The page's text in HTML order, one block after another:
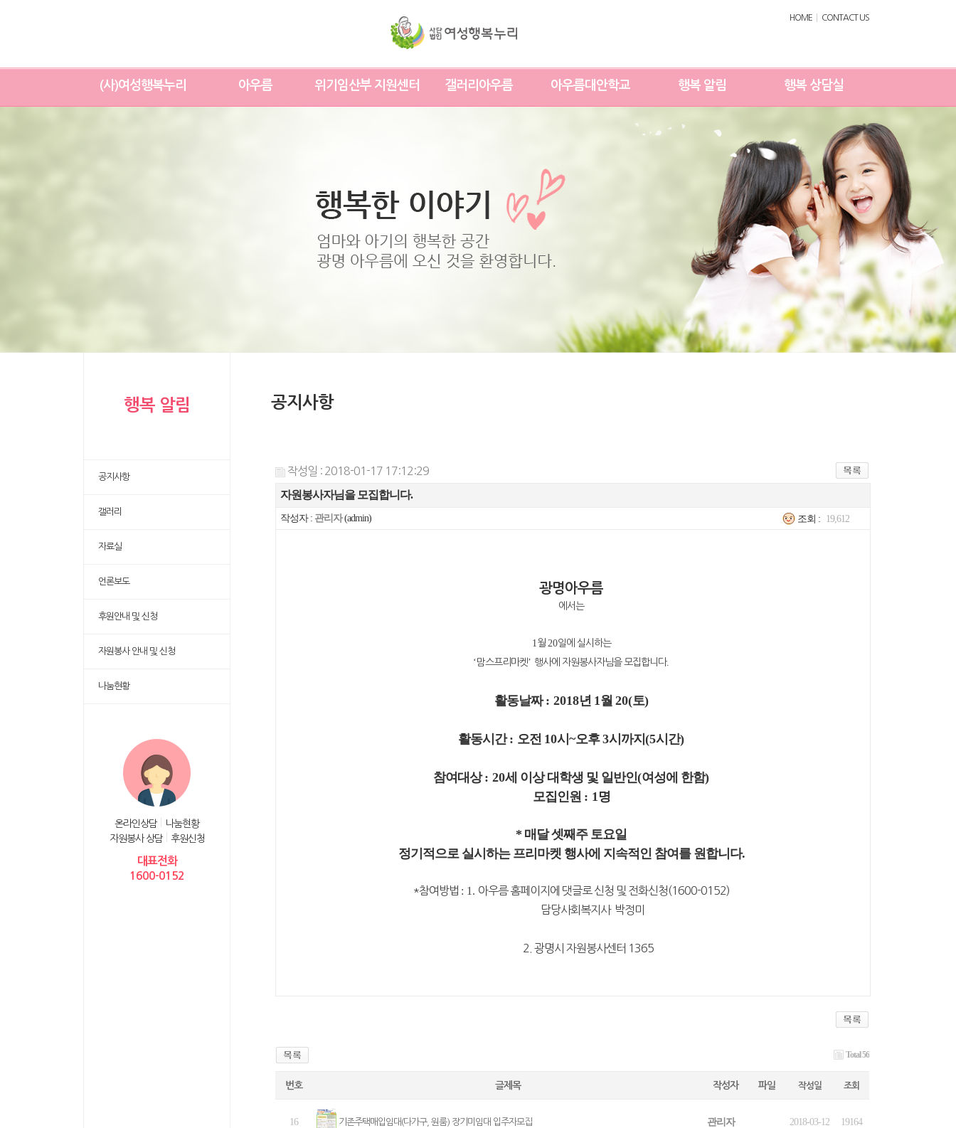
HOME CONTACT US
(사)여성행복누리 아우름 위기임산부 지원센터 갤러리아우름 아우름대안학교 행복 알림 행복 상담실
행복 알림
공지사항
갤러리
자료실
언론보도
후원안내 및 신청
자원봉사 안내 및 신청
나눔현황
온라인상담
나눔현황
자원봉사 상담
후원신청
대표전화
1600-0152
공지사항
작성일 : 2018-01-17 17:12:29
자원봉사자님을 모집합니다.
작성자 : 관리자(admin) 조회 : 19,612
광명아우름
에서는
1월 20일에 실시하는
‘맘스프리마켓’ 행사에 자원봉사자님을 모집합니다.
활동날짜: 2018년 1월 20(토)
활동시간: 오전 10시~오후3시까지(5시간)
참여대상: 20세 이상 대학생 및 일반인(여성에 한함)
모집인원 : 1명
* 매달 셋째주 토요일
정기적으로 실시하는 프리마켓 행사에 지속적인 참여를 원합니다.
*참여방법 : 1. 아우름 홈페이지에 댓글로 신청 및 전화신청(1600-0152)
담당사회복지사 박정미
2. 광명시 자원봉사센터 1365
Total 56
번호 글제목 작성자 파일 작성일 조회
16 기존주택매입임대(다가구, 원룸) 장기미임대 입주자모집 관리자 2018-03-12 19164